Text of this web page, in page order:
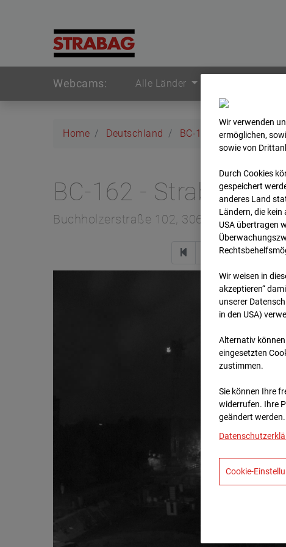
Webcams: Alle Länder
Home Deutschland BC-162 - Strabag - BV-
BC-162 - Strabag -
Buchholzerstraße 102, 30655 Hannover
Zur
Wir verwenden
ermöglichen,
sowie von
Durch Cookies
gespeichert
anderes Land
Ländern, die
USA übertragen
Wir weisen in
akzeptieren“
unserer
in den USA)
Alternativ können
eingesetzten
zustimmen.
Sie können Ihre
widerrufen. Ihre
geändert werden.
Cookie-